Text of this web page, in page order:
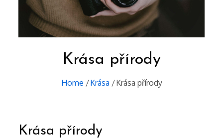
Krása přírody
Home Krása Krása přírody
Krása přírody